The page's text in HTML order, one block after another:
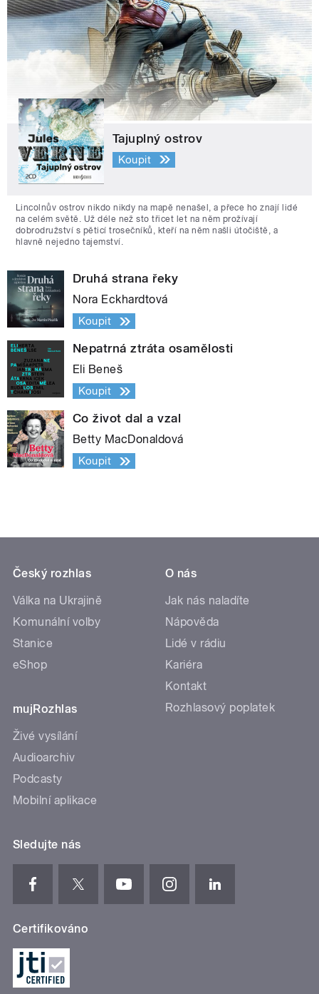
Tajuplný ostrov
Koupit
Lincolnův ostrov nikdo nikdy na mapě nenašel, a přece ho znají lidé
na celém světě. Už déle než sto třicet let na něm prožívají
dobrodružství s pěticí trosečníků, kteří na něm našli útočiště, a
hlavně nejedno tajemství.
Druhá strana řeky
Nora Eckhardtová
Koupit
Nepatrná ztráta osamělosti
Eli Beneš
Koupit
Co život dal a vzal
Betty MacDonaldová
Koupit
Český rozhlas
Válka na Ukrajině
Komunální volby
Stanice
eShop
mujRozhlas
Živé vysílání
Audioarchiv
Podcasty
Mobilní aplikace
O nás
Jak nás naladíte
Nápověda
Lidé v rádiu
Kariéra
Kontakt
Rozhlasový poplatek
Sledujte nás
Certifikováno